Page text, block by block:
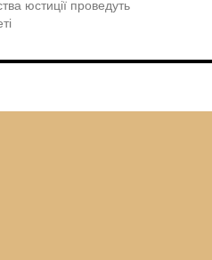
юстиції проведуть